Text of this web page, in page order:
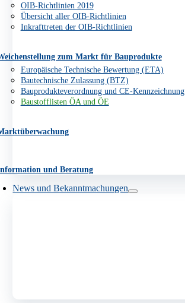
OIB-Richtlinien 2019
Übersicht aller OIB-Richtlinien
Inkrafttreten der OIB-Richtlinien
zum Markt für Bauprodukte
Europäische Technische Bewertung (ETA)
Bautechnische Zulassung (BTZ)
Bauprodukteverordnung und CE-Kennzeichnung
Baustofflisten ÖA und ÖE
und Beratung
News und Bekanntmachungen